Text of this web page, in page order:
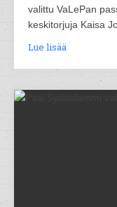
valittu VaLePan
keskitorjuja Kaisa
Lue lisää